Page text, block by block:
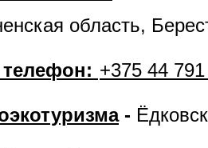
область,
+375 44
-